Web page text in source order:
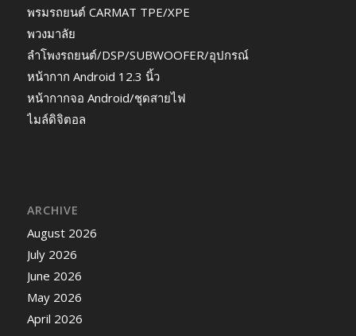
พรมรถยนต์ CARMAT TPE/XPE
พวงมาลัย
ลำโพงรถยนต์/DSP/SUBWOOFER/อุปกรณ์
หน้ากาก Android 12.3 นิ้ว
หน้ากากจอ Android/ชุดสายไฟ
ไมล์ดิจิตอล
ARCHIVE
August 2026
July 2026
June 2026
May 2026
April 2026